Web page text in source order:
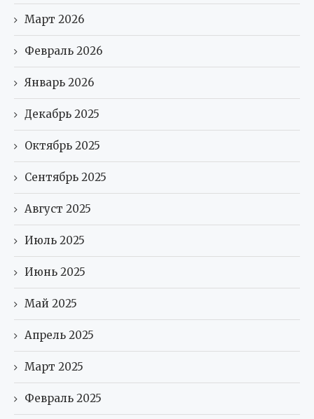
Март 2026
Февраль 2026
Январь 2026
Декабрь 2025
Октябрь 2025
Сентябрь 2025
Август 2025
Июль 2025
Июнь 2025
Май 2025
Апрель 2025
Март 2025
Февраль 2025